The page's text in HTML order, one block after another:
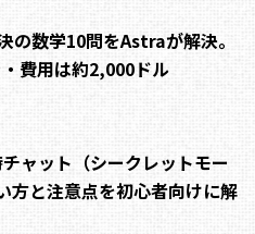
の数学10問をAstraが解決。
費用は約2,000ドル
ャット（シークレットモー
方と注意点を初心者向けに解